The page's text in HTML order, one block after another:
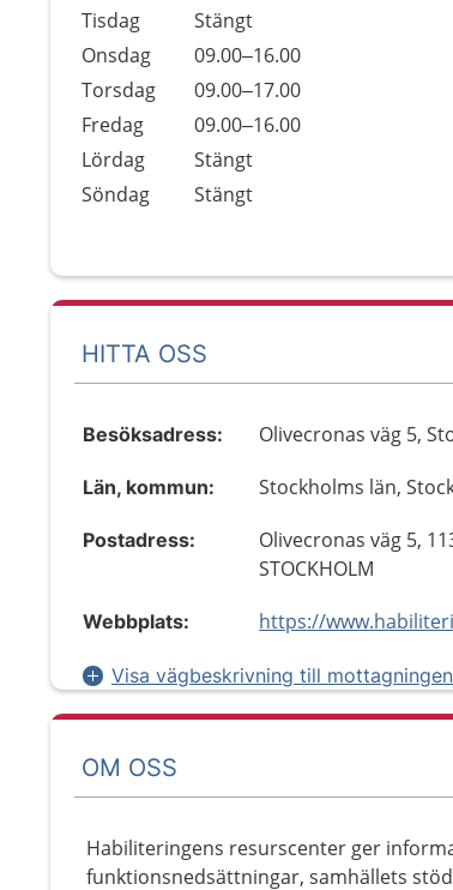
Tisdag
Stängt
Onsdag
09.00–16.00
Torsdag
09.00–17.00
Fredag
09.00–16.00
Lördag
Stängt
Söndag
Stängt
HITTA OSS
Besöksadress: Olivecronas väg 5,
Län, kommun: Stockholms län,
Postadress:
Olivecronas väg 5,
STOCKHOLM
Webbplats:
Visa vägbeskrivning till mottagningen
OM OSS
Habiliteringens resurscenter ger
funktionsnedsättningar, samhällets